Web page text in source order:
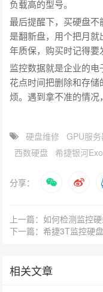
负载高的型号。
最后提醒下，买硬盘
是翻新盘，用个把月
年质保，购买时记得要
监控数据就是企业的电
花点时间把删除和存
烦。遇到拿不准的情况
硬盘维修 GPU服
西数硬盘
希捷银河
分享：
上一篇：如何检测监控
下一篇：希捷3T监控硬
相关文章